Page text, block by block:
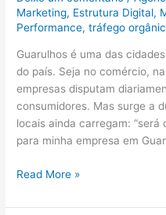
Marketing, Estrutura Digital,
Performance,tráfego
Guarulhos é uma das
do país. Seja no comércio,
empresas disputam
consumidores. Mas surge a
locais ainda carregam:
para minha empresa em
digital
profissional
é
indispensável
Read More »